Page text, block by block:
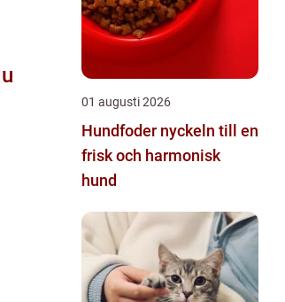
01 augusti 2026
Hundfoder nyckeln till en
frisk och harmonisk
hund